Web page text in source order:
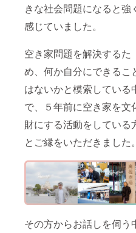
きな社会問題になると強
感じていました。
空き家問題を解決するた
め、何か自分にできるこ
はないかと模索している
で、５年前に空き家を文
財にする活動をしている
とご縁をいただきました。
その方からお話しを伺う